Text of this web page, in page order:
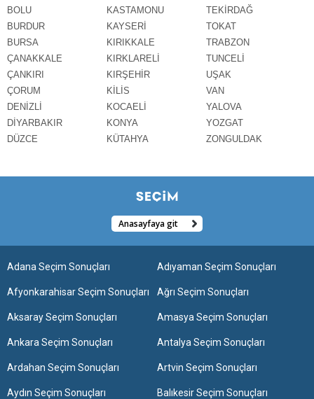
BOLU
BURDUR
BURSA
ÇANAKKALE
ÇANKIRI
ÇORUM
DENİZLİ
DİYARBAKIR
DÜZCE
KASTAMONU
KAYSERİ
KIRIKKALE
KIRKLARELİ
KIRŞEHİR
KİLİS
KOCAELİ
KONYA
KÜTAHYA
TEKİRDAĞ
TOKAT
TRABZON
TUNCELİ
UŞAK
VAN
YALOVA
YOZGAT
ZONGULDAK
Anasayfaya git
Adana Seçim Sonuçları Adıyaman Seçim Sonuçları
Afyonkarahisar Seçim Sonuçları Ağrı Seçim Sonuçları
Aksaray Seçim Sonuçları Amasya Seçim Sonuçları
Ankara Seçim Sonuçları Antalya Seçim Sonuçları
Ardahan Seçim Sonuçları Artvin Seçim Sonuçları
Aydın Seçim Sonuçları Balıkesir Seçim Sonuçları